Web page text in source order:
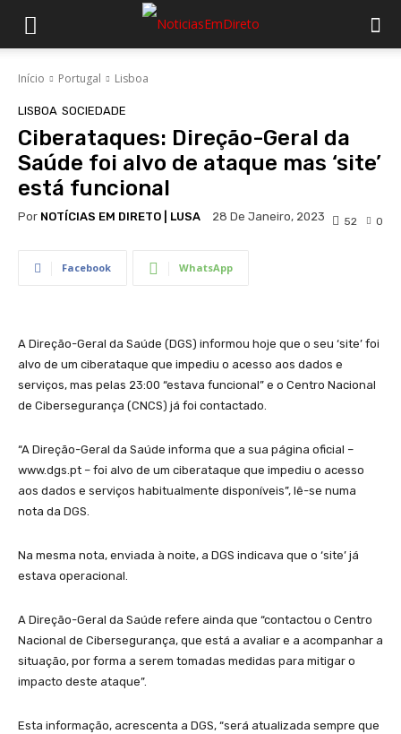
Início Portugal Lisboa
LISBOA SOCIEDADE
Ciberataques: Direção-Geral da
Saúde foi alvo de ataque mas ‘site’
está funcional
Por NOTÍCIAS EM DIRETO | LUSA 28 De Janeiro, 2023 0
52
Facebook WhatsApp
A Direção-Geral da Saúde (DGS) informou hoje que o seu ‘site’ foi
alvo de um ciberataque que impediu o acesso aos dados e
serviços, mas pelas 23:00 “estava funcional” e o Centro Nacional
de Cibersegurança (CNCS) já foi contactado.
“A Direção-Geral da Saúde informa que a sua página oficial –
www.dgs.pt – foi alvo de um ciberataque que impediu o acesso
aos dados e serviços habitualmente disponíveis”, lê-se numa
nota da DGS.
Na mesma nota, enviada à noite, a DGS indicava que o ‘site’ já
estava operacional.
A Direção-Geral da Saúde refere ainda que “contactou o Centro
Nacional de Cibersegurança, que está a avaliar e a acompanhar a
situação, por forma a serem tomadas medidas para mitigar o
impacto deste ataque”.
Esta informação, acrescenta a DGS, “será atualizada sempre que